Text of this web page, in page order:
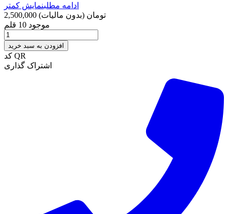
ادامه مطلبنمایش کمتر
2,500,000 تومان (بدون مالیات)
موجود 10 قلم
افزودن به سبد خرید
کد QR
اشتراک گذاری